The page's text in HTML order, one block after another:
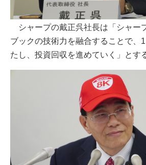
シャープの戴正呉社長は「シャー
ブックの技術力を融合することで、
たし、投資回収を進めていく」とす